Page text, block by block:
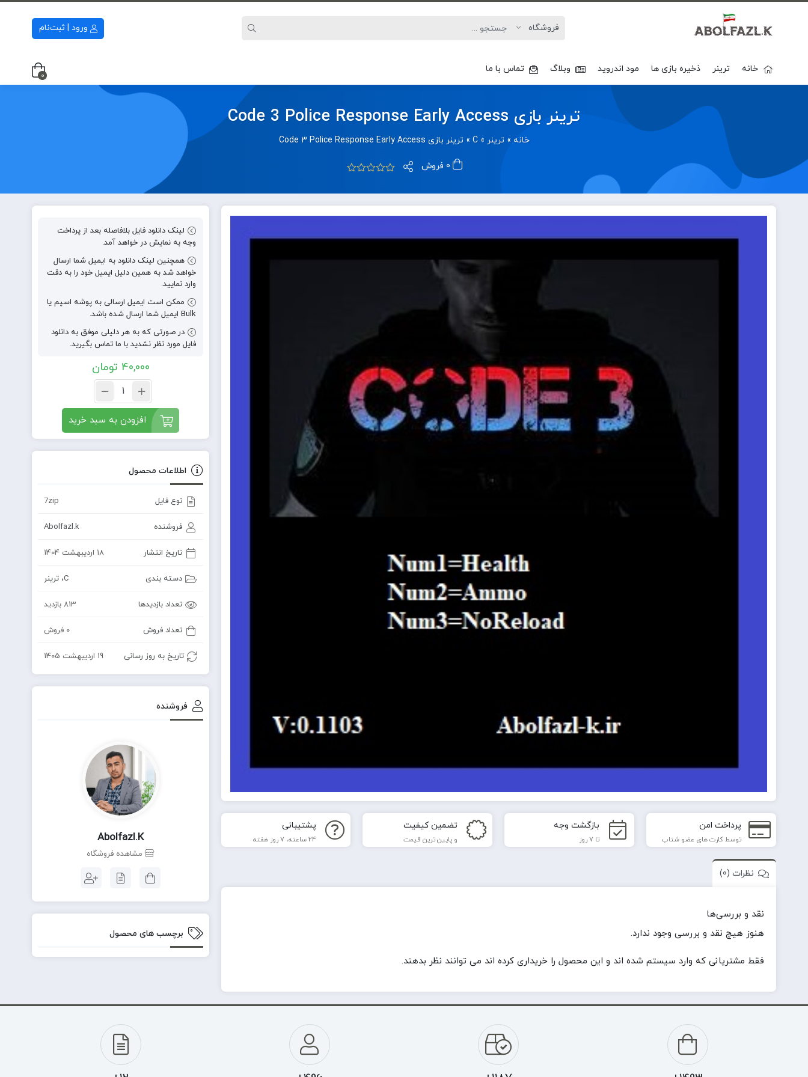
ورود | ثبت‌نام
خانه ترینر ذخیره بازی ها مود اندروید وبلاگ تماس با ما
0
ترینر بازی Code 3 Police Response Early Access
خانه »ترینر »
C
»ترینر بازی Code 3 Police Response Early Access
پرداخت امن
توسط کارت های عضو شتاب
بازگشت وجه
تا 7 روز
تضمین کیفیت
و پایین ترین قیمت
پشتیبانی
24 ساعته، 7 روز هفته
نظرات (0)
نقد و بررسی‌ها
هنوز هیچ نقد و بررسی وجود ندارد.
فقط مشتریانی که وارد سیستم شده اند و این محصول را خریداری کرده اند می توانند نظر بدهند.
لینک دانلود فایل بلافاصله بعد از پرداخت
وجه به نمایش در خواهد آمد.
همچنین لینک دانلود به ایمیل شما ارسال
خواهد شد به همین دلیل ایمیل خود را به دقت
وارد نمایید.
ممکن است ایمیل ارسالی به پوشه اسپم یا
Bulk ایمیل شما ارسال شده باشد.
در صورتی که به هر دلیلی موفق به دانلود
فایل مورد نظر نشدید با ما تماس بگیرید.
40,000 تومان
افزودن به سبد خرید
اطلاعات محصول
نوع فایل 7zip
فروشنده Abolfazl.k
تاریخ انتشار 18 اردیبهشت 1404
دسته بندی C، ترینر
تعداد بازدیدها 813 بازدید
تعداد فروش 0 فروش
تاریخ به روز رسانی 19 اردیبهشت 1405
فروشنده
Abolfazl.k
مشاهده فروشگاه
برچسب های محصول